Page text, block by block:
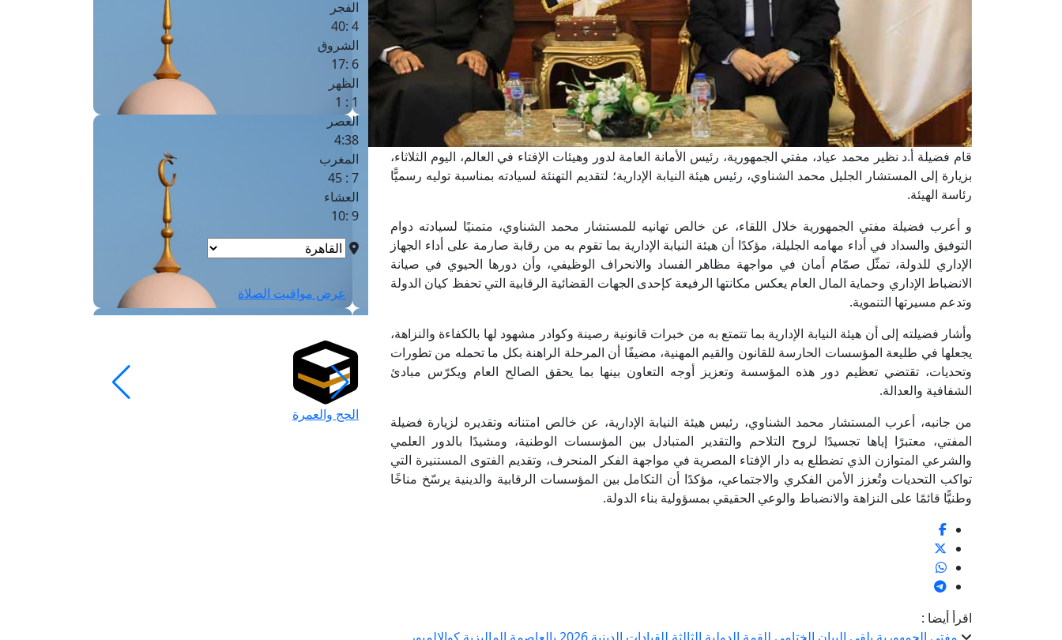
قام فضيلة أ.د نظير محمد عياد، مفتي الجمهورية، رئيس الأمانة العامة لدور وهيئات الإفتاء في العالم، اليوم الثلاثاء،
بزيارة إلى المستشار الجليل محمد الشناوي، رئيس هيئة النيابة الإدارية؛ لتقديم التهنئة لسيادته بمناسبة توليه رسميًّا
رئاسة الهيئة.
و أعرب فضيلة مفتي الجمهورية خلال اللقاء، عن خالص تهانيه للمستشار محمد الشناوي، متمنيًا لسيادته دوام
التوفيق والسداد في أداء مهامه الجليلة، مؤكدًا أن هيئة النيابة الإدارية بما تقوم به من رقابة صارمة على أداء الجهاز
الإداري للدولة، تمثّل صمّام أمان في مواجهة مظاهر الفساد والانحراف الوظيفي، وأن دورها الحيوي في صيانة
الانضباط الإداري وحماية المال العام يعكس مكانتها الرفيعة كإحدى الجهات القضائية الرقابية التي تحفظ كيان الدولة
وتدعم مسيرتها التنموية.
وأشار فضيلته إلى أن هيئة النيابة الإدارية بما تتمتع به من خبرات قانونية رصينة وكوادر مشهود لها بالكفاءة والنزاهة،
يجعلها في طليعة المؤسسات الحارسة للقانون والقيم المهنية، مضيفًا أن المرحلة الراهنة بكل ما تحمله من تطورات
وتحديات، تقتضي تعظيم دور هذه المؤسسة وتعزيز أوجه التعاون بينها بما يحقق الصالح العام ويكرّس مبادئ
الشفافية والعدالة.
من جانبه، أعرب المستشار محمد الشناوي، رئيس هيئة النيابة الإدارية، عن خالص امتنانه وتقديره لزيارة فضيلة
المفتي، معتبرًا إياها تجسيدًا لروح التلاحم والتقدير المتبادل بين المؤسسات الوطنية، ومشيدًا بالدور العلمي
والشرعي المتوازن الذي تضطلع به دار الإفتاء المصرية في مواجهة الفكر المنحرف، وتقديم الفتوى المستنيرة التي
تواكب التحديات وتُعزز الأمن الفكري والاجتماعي، مؤكدًا أن التكامل بين المؤسسات الرقابية والدينية يرسّخ مناخًا
وطنيًّا قائمًا على النزاهة والانضباط والوعي الحقيقي بمسؤولية بناء الدولة.
اقرأ أيضا :
الفجر
4 :40
الشروق
6 :17
الظهر
1 : 1
العصر
4:38
المغرب
7 : 45
العشاء
9 :10
عرض مواقيت الصلاة
الحج والعمرة